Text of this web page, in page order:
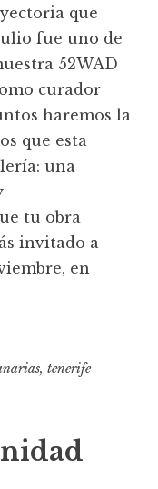
que
fue uno de
52WAD
curador
haremos la
que esta
una
tu obra
invitado a
en
, tenerife